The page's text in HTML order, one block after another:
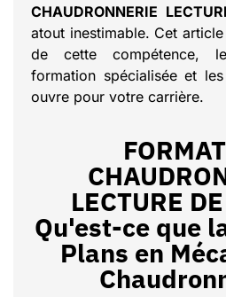
CHAUDRONNERIE
atout inestimable. Cet
de cette compétence,
formation spécialisée et les
ouvre pour votre carrière.
LECTURE
Qu'est-ce que
Plans en